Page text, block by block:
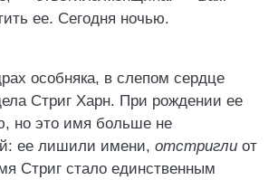
ее. Сегодня ночью.
особняка, в слепом сердце
Стриг Харн. При рождении ее
но это имя больше не
ее лишили имени, отстригли от
Стриг стало единственным